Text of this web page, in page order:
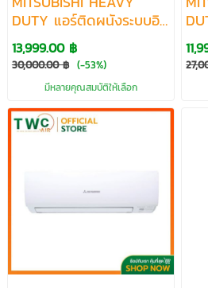
DUTY แอร์ติดผนังระบบอิน
เวอร์เตอร์รุ่น HARU
INVERTER R32 ขนาด
8683-23021 BTU
13,999.00 ฿
30,000.00 ฿ (-53%)
มีหลายคุณสมบัติให้เลือก